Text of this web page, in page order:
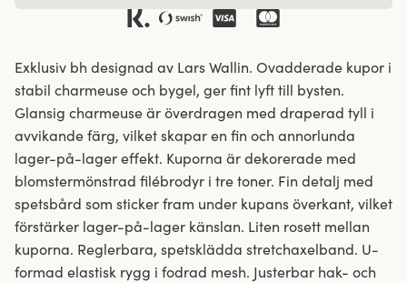
Exklusiv bh designad av Lars Wallin. Ovadderade kupor i
stabil charmeuse och bygel, ger fint lyft till bysten.
Glansig charmeuse är överdragen med draperad tyll i
avvikande färg, vilket skapar en fin och annorlunda
lager-på-lager effekt. Kuporna är dekorerade med
blomstermönstrad filébrodyr i tre toner. Fin detalj med
spetsbård som sticker fram under kupans överkant, vilket
förstärker lager-på-lager känslan. Liten rosett mellan
kuporna. Reglerbara, spetsklädda stretchaxelband. U-
formad elastisk rygg i fodrad mesh. Justerbar hak- och